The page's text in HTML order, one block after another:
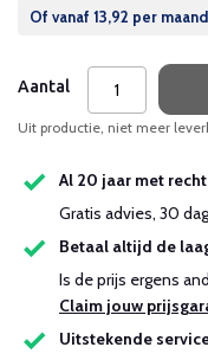
Of vanaf 13,92 per maand
Aantal
Uit productie, niet meer
Al 20 jaar met
Gratis advies, 30
Betaal altijd de
Is de prijs ergens
Claim jouw
Uitstekende